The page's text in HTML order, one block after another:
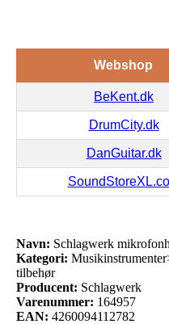
Webshop
BeKent.dk
DrumCity.dk
DanGuitar.dk
Navn: Schlagwerk
Kategori:
tilbehør
Producent: Schlagwerk
Varenummer: 164957
EAN: 4260094112782